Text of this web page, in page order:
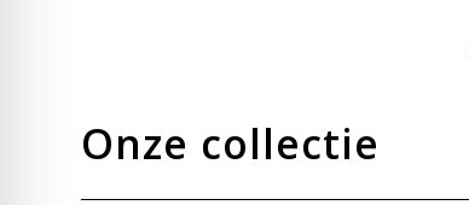
Onze collectie